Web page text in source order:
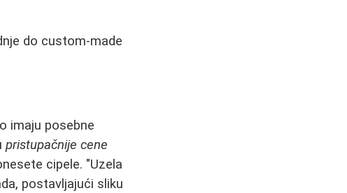
do custom-made
imaju posebne
pristupačnije cene
cipele. "Uzela
postavljajući sliku